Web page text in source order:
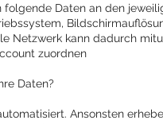
folgende Daten an den
Netzwerk kann dadurch
zuordnen
Daten?
Ansonsten